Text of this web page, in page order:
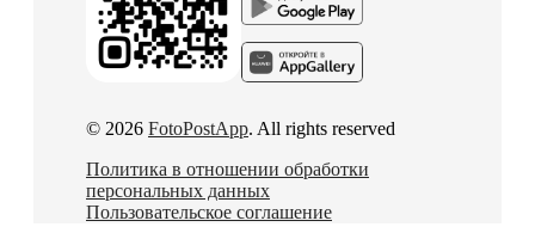
© 2026 FotoPostApp. All rights reserved
Политика в отношении обработки
персональных данных
Пользовательское соглашение